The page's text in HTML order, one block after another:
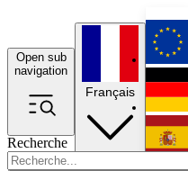
Open sub
navigation
Recherche
Français